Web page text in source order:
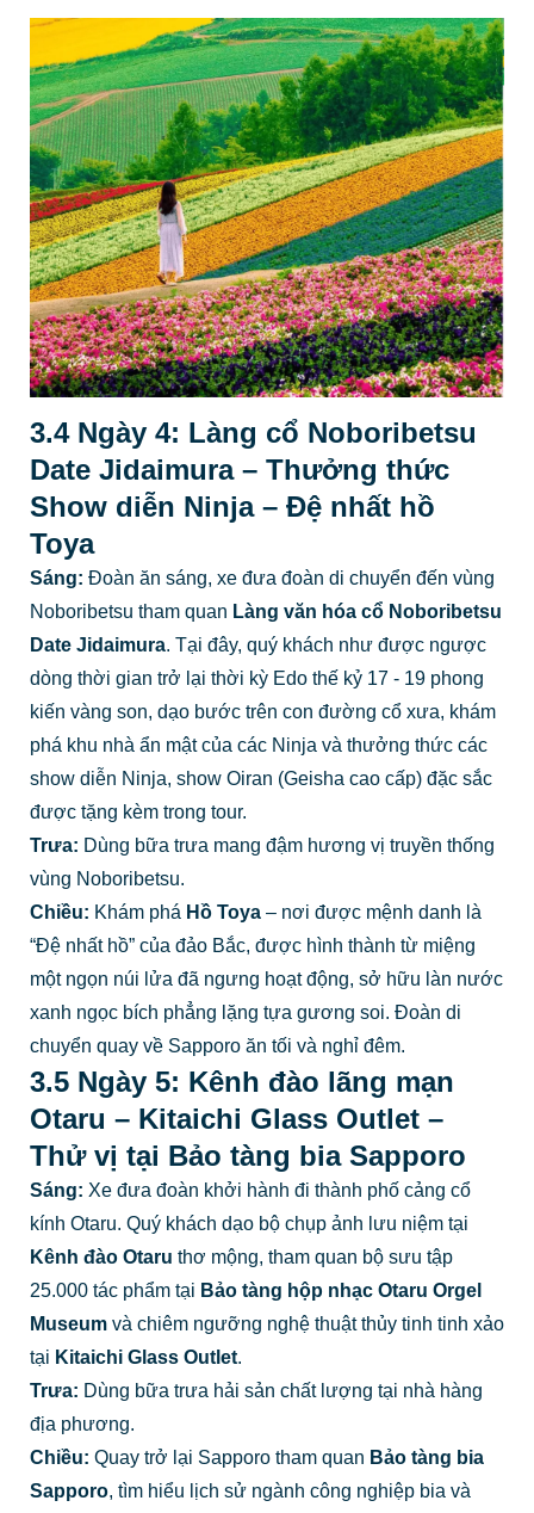
3.4 Ngày 4: Làng cổ Noboribetsu
Date Jidaimura – Thưởng thức
Show diễn Ninja – Đệ nhất hồ
Toya
Sáng: Đoàn ăn sáng, xe đưa đoàn di chuyển đến vùng
Noboribetsu tham quan Làng văn hóa cổ Noboribetsu
Date Jidaimura. Tại đây, quý khách như được ngược
dòng thời gian trở lại thời kỳ Edo thế kỷ 17 - 19 phong
kiến vàng son, dạo bước trên con đường cổ xưa, khám
phá khu nhà ẩn mật của các Ninja và thưởng thức các
show diễn Ninja, show Oiran (Geisha cao cấp) đặc sắc
được tặng kèm trong tour.
Trưa: Dùng bữa trưa mang đậm hương vị truyền thống
vùng Noboribetsu.
Chiều: Khám phá Hồ Toya– nơi được mệnh danh là
“Đệ nhất hồ” của đảo Bắc, được hình thành từ miệng
một ngọn núi lửa đã ngưng hoạt động, sở hữu làn nước
xanh ngọc bích phẳng lặng tựa gương soi. Đoàn di
chuyển quay về Sapporo ăn tối và nghỉ đêm.
3.5 Ngày 5: Kênh đào lãng mạn
Otaru – Kitaichi Glass Outlet –
Thử vị tại Bảo tàng bia Sapporo
Sáng: Xe đưa đoàn khởi hành đi thành phố cảng cổ
kính Otaru. Quý khách dạo bộ chụp ảnh lưu niệm tại
Kênh đào Otaru thơ mộng, tham quan bộ sưu tập
25.000 tác phẩm tại Bảo tàng hộp nhạc Otaru Orgel
Museumvà chiêm ngưỡng nghệ thuật thủy tinh tinh xảo
tại Kitaichi Glass Outlet.
Trưa: Dùng bữa trưa hải sản chất lượng tại nhà hàng
địa phương.
Chiều: Quay trở lại Sapporo tham quan Bảo tàng bia
Sapporo, tìm hiểu lịch sử ngành công nghiệp bia và